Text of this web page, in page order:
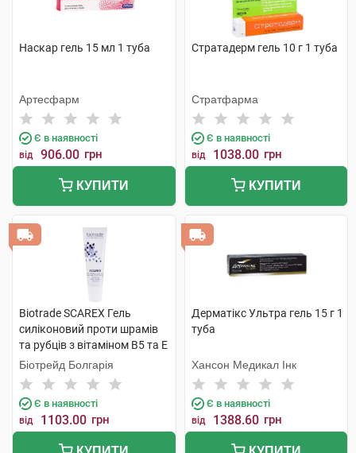
Наскар гель 15 мл 1 туба
Артесфарм
Є в наявності
від 906.00 грн
КУПИТИ
Стратадерм гель 10 г 1 туба
Стратфарма
Є в наявності
від 1038.00 грн
КУПИТИ
Biotrade SCAREX Гель
силіконовий проти шрамів
та рубців з вітаміном В5 та Е
15 мл 1 туба
Біотрейд Болгарія
Є в наявності
від 1103.00 грн
Дерматікс Ультра гель 15 г 1
туба
Хансон Медикал Інк
Є в наявності
від 1388.60 грн